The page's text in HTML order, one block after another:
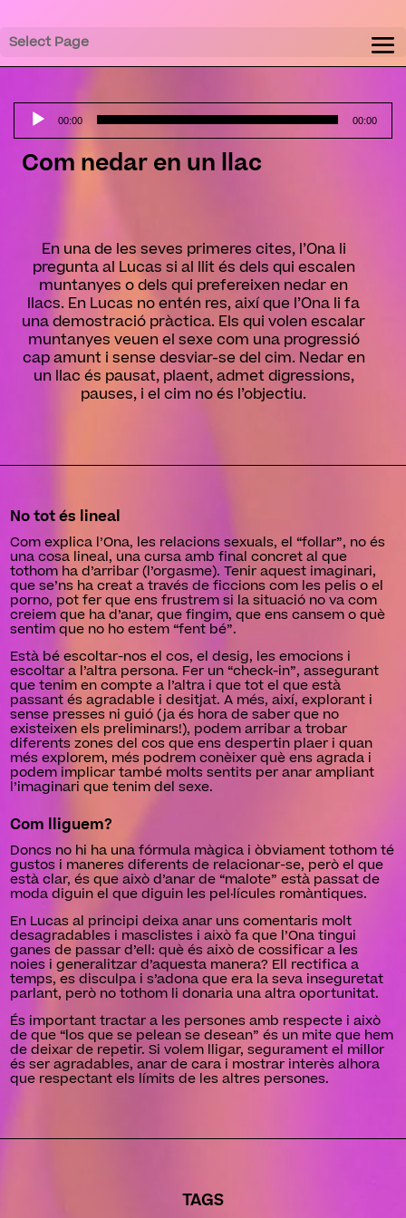
Select Page
Audio
Player 00:00 00:00
Com nedar en un llac
En una de les seves primeres cites, l’Ona li
pregunta al Lucas si al llit és dels qui escalen
muntanyes o dels qui prefereixen nedar en
llacs. En Lucas no entén res, així que l’Ona li fa
una demostració pràctica. Els qui volen escalar
muntanyes veuen el sexe com una progressió
cap amunt i sense desviar-se del cim. Nedar en
un llac és pausat, plaent, admet digressions,
pauses, i el cim no és l’objectiu.
No tot és lineal
Com explica l’Ona, les relacions sexuals, el “follar”, no és
una cosa lineal, una cursa amb final concret al que
tothom ha d’arribar (l’orgasme). Tenir aquest imaginari,
que se’ns ha creat a través de ficcions com les pelis o el
porno, pot fer que ens frustrem si la situació no va com
creiem que ha d’anar, que fingim, que ens cansem o què
sentim que no ho estem “fent bé”.
Està bé escoltar-nos el cos, el desig, les emocions i
escoltar a l’altra persona. Fer un “check-in”, assegurant
que tenim en compte a l’altra i que tot el que està
passant és agradable i desitjat. A més, així, explorant i
sense presses ni guió (ja és hora de saber que no
existeixen els preliminars!), podem arribar a trobar
diferents zones del cos que ens despertin plaer i quan
més explorem, més podrem conèixer què ens agrada i
podem implicar també molts sentits per anar ampliant
l’imaginari que tenim del sexe.
Com lliguem?
Doncs no hi ha una fórmula màgica i òbviament tothom té
gustos i maneres diferents de relacionar-se, però el que
està clar, és que això d’anar de “malote” està passat de
moda diguin el que diguin les pel·lícules romàntiques.
En Lucas al principi deixa anar uns comentaris molt
desagradables i masclistes i això fa que l’Ona tingui
ganes de passar d’ell: què és això de cossificar a les
noies i generalitzar d’aquesta manera? Ell rectifica a
temps, es disculpa i s’adona que era la seva inseguretat
parlant, però no tothom li donaria una altra oportunitat.
És important tractar a les persones amb respecte i això
de que “los que se pelean se desean” és un mite que hem
de deixar de repetir. Si volem lligar, segurament el millor
és ser agradables, anar de cara i mostrar interès alhora
que respectant els límits de les altres persones.
TAGS